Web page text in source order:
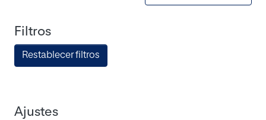
Filtros
Restablecer filtros
Ajustes